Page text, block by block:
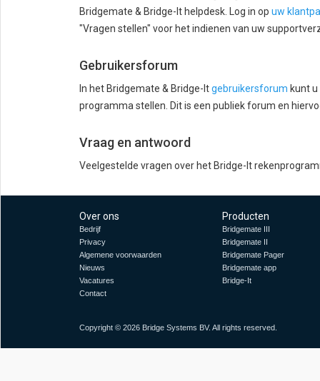
Bridgemate & Bridge-It helpdesk. Log in op uw
"Vragen stellen" voor het indienen van uw
Gebruikersforum
In het Bridgemate & Bridge-Itgebruikersforum kunt
programma stellen. Dit is een publiek forum en
Vraag en antwoord
Veelgestelde vragen over het Bridge-It
Over ons
Bedrijf
Privacy
Algemene voorwaarden
Nieuws
Vacatures
Contact
Producten
Bridgemate III
Bridgemate II
Bridgemate Pager
Bridgemate app
Bridge-It
Copyright © 2026 Bridge Systems BV. All rights reserved.